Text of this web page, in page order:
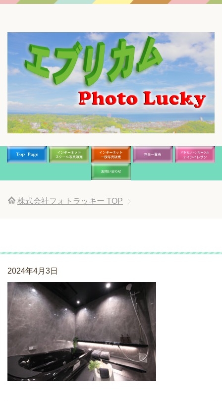
株式会社フォトラッキー TOP
2024年4月3日